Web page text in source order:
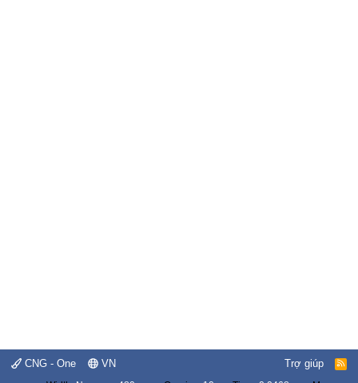
CNG - One VN Trợ giúp
R